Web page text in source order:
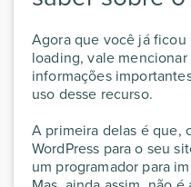
Agora que você já
loading, vale
informações
uso desse recurso.
A primeira delas é que,
WordPress para o seu
um programador para